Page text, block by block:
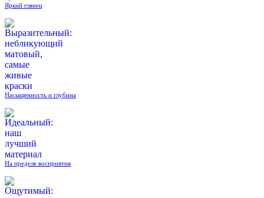
Яркий глянец
Насыщенность и глубина
На пределе восприятия